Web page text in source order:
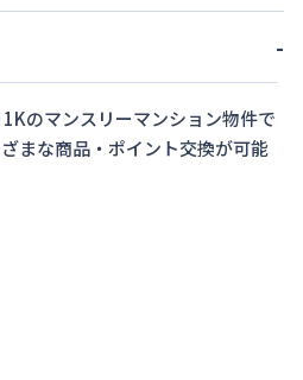
-
1Kのマンスリーマンション物件で
まな商品・ポイント交換が可能